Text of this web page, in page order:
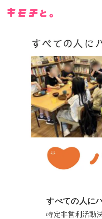
すべての人に
特定非営利活動